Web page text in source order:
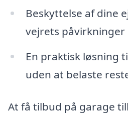
Beskyttelse af dine
vejrets påvirkninger
En praktisk løsning
uden at belaste
At få tilbud på garage